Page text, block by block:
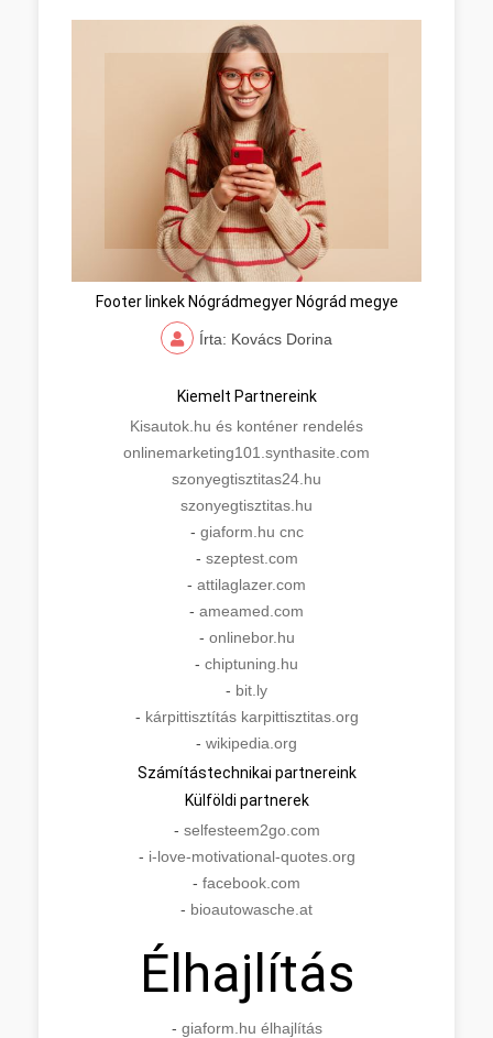
Footer linkek Nógrádmegyer Nógrád megye
Írta: Kovács Dorina
Kiemelt Partnereink
Kisautok.hu és konténer rendelés
onlinemarketing101.synthasite.com
szonyegtisztitas24.hu
szonyegtisztitas.hu
- giaform.hu cnc
- szeptest.com
- attilaglazer.com
- ameamed.com
- onlinebor.hu
- chiptuning.hu
- bit.ly
- kárpittisztítás karpittisztitas.org
- wikipedia.org
Számítástechnikai partnereink
Külföldi partnerek
- selfesteem2go.com
- i-love-motivational-quotes.org
- facebook.com
- bioautowasche.at
Élhajlítás
- giaform.hu élhajlítás